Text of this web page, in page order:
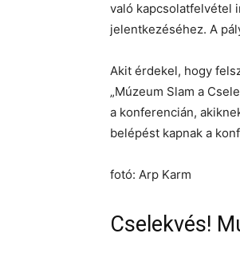
való kapcsolatfelvétel
jelentkezéséhez. A
Akit érdekel, hogy
„Múzeum Slam a
a konferencián,
belépést kapnak a
fotó: Arp Karm
Cselekvés!